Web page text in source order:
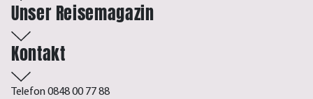
Unser Reisemagazin
Kontakt
Telefon 0848 00 77 88